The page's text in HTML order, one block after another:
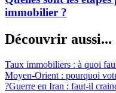
immobilier ?
Découvrir aussi...
Taux immobiliers : à quoi
Moyen-Orient : pourquoi
?Guerre en Iran : faut-il